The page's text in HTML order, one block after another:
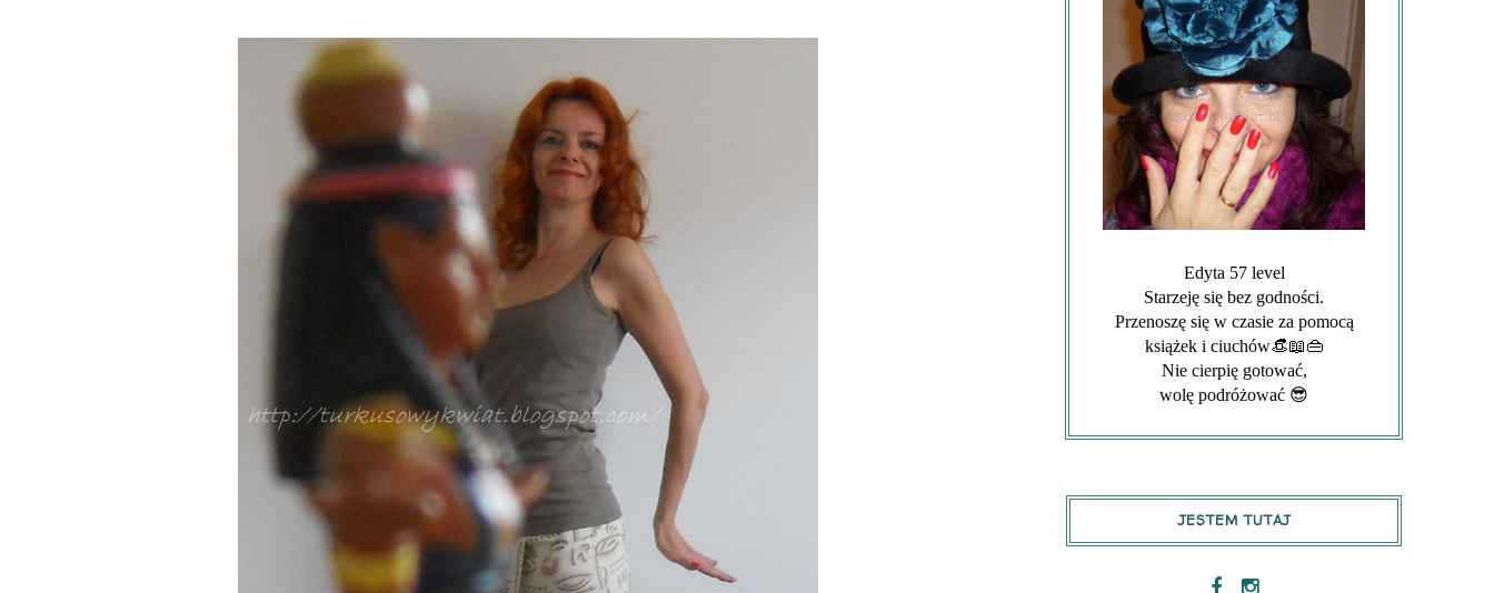
Edyta 57 level
Starzeję się bez godności.
Przenoszę się w czasie za pomocą
książek i ciuchów👒📖👜
Nie cierpię gotować,
wolę podróżować 😎
JESTEM TUTAJ